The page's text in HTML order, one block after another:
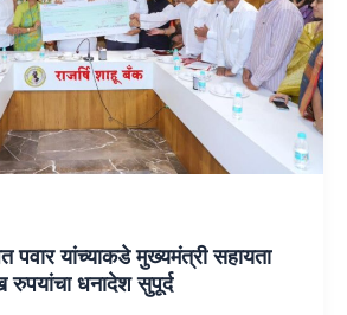
पवार यांच्याकडे मुख्यमंत्री सहायता
रुपयांचा धनादेश सुपूर्द